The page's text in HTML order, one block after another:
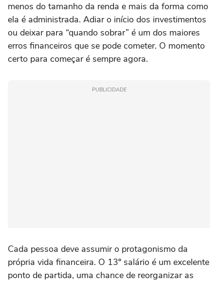
menos do tamanho da renda e mais da forma como
ela é administrada. Adiar o início dos investimentos
ou deixar para “quando sobrar” é um dos maiores
erros financeiros que se pode cometer. O momento
certo para começar é sempre agora.
PUBLICIDADE
Cada pessoa deve assumir o protagonismo da
própria vida financeira. O 13º salário é um excelente
ponto de partida, uma chance de reorganizar as